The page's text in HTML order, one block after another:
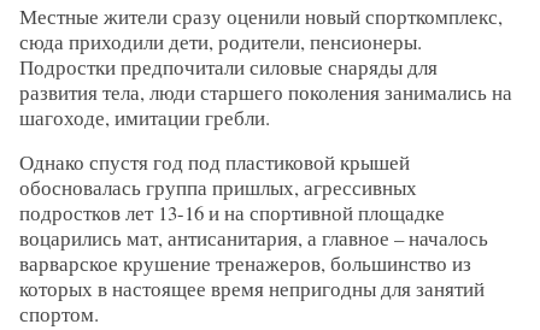
Местные жители сразу оценили новый спорткомплекс,
сюда приходили дети, родители, пенсионеры.
Подростки предпочитали силовые снаряды для
развития тела, люди старшего поколения занимались на
шагоходе, имитации гребли.
Однако спустя год под пластиковой крышей
обосновалась группа пришлых, агрессивных
подростков лет 13-16 и на спортивной площадке
воцарились мат, антисанитария, а главное – началось
варварское крушение тренажеров, большинство из
которых в настоящее время непригодны для занятий
спортом.